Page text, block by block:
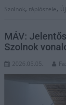
Szolnok, tápiószele,
MÁV:
Szolnok
2026.05.05.